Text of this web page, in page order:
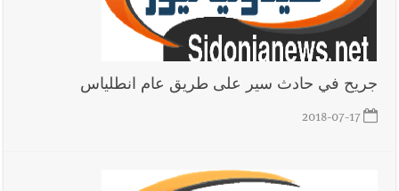
جريح في حادث سير على طريق عام انطلياس
2018-07-17